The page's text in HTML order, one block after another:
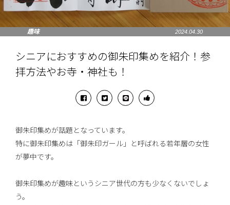
趣味 2024.04.30
シニアにおすすめの御朱印集めを紹介！参
拝方法やお寺・神社も！
御朱印集めが話題となっています。
特に御朱印集めは「御朱印ガール」と呼ばれる若年層の女性
が夢中です。
御朱印集めが趣味というシニア世代の方も少なくないでしょ
う。